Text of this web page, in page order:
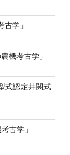
学」
機考古学」
式認定井関式
古学」